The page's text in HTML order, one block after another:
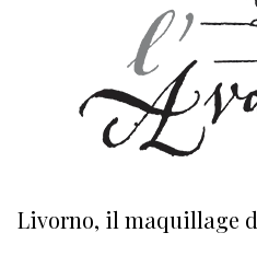
Livorno, il maquillage